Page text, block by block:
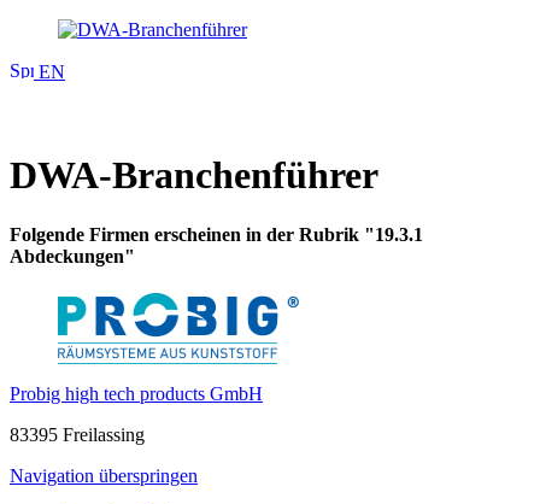
EN
DWA-Branchenführer
Folgende Firmen erscheinen in der Rubrik "19.3.1
Abdeckungen"
Probig high tech products GmbH
83395 Freilassing
Navigation überspringen